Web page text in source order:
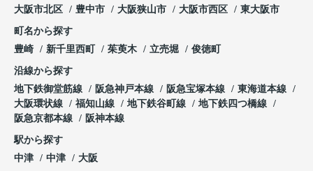
大阪市北区
豊中市 大阪狭山市 大阪市西区 東大阪市
町名から探す
豊崎
新千里西町 茱萸木 立売堀 俊徳町
沿線から探す
地下鉄御堂筋線
阪急神戸本線 阪急宝塚本線
東海道本線
大阪環状線
福知山線 地下鉄谷町線
地下鉄四つ橋線
阪急京都本線
阪神本線
駅から探す
中津
中津 大阪